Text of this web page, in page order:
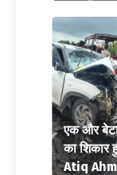
एक और
का शिकार
Atiq